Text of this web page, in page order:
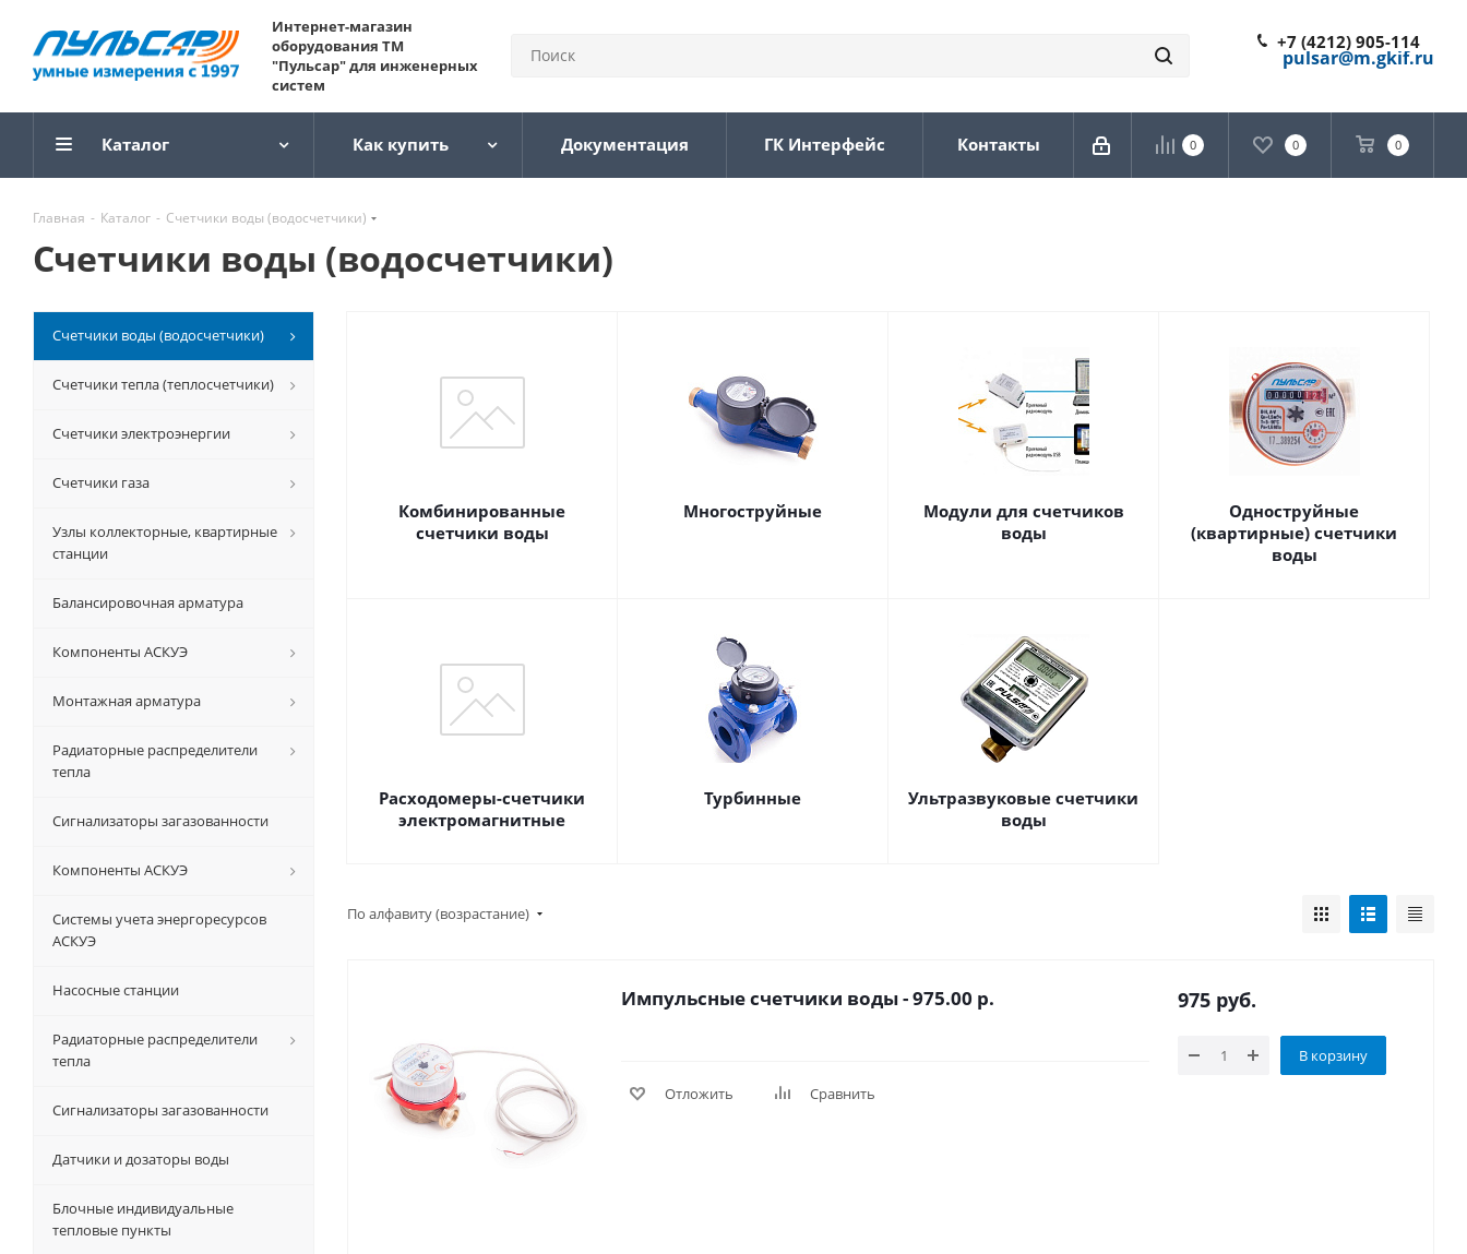
Интернет-магазин
оборудования ТМ
"Пульсар" для инженерных
систем
+7 (4212) 905-114
pulsar@m.gkif.ru
0 0 0
Каталог Как купить Документация ГК Интерфейс Контакты
Главная - Каталог - Счетчики воды (водосчетчики)
Счетчики воды (водосчетчики)
Комбинированные
счетчики воды
Многоструйные
Модули для счетчиков
воды
Одноструйные
(квартирные) счетчики
воды
Расходомеры-счетчики
электромагнитные
Турбинные
Ультразвуковые счетчики
воды
По алфавиту (возрастание)
Импульсные счетчики воды - 975.00 р.
Отложить Сравнить
975 руб.
В корзину
Счетчики воды (водосчетчики)
Счетчики тепла (теплосчетчики)
Счетчики электроэнергии
Счетчики газа
Узлы коллекторные, квартирные
станции
Балансировочная арматура
Компоненты АСКУЭ
Монтажная арматура
Радиаторные распределители
тепла
Сигнализаторы загазованности
Компоненты АСКУЭ
Системы учета энергоресурсов
АСКУЭ
Насосные станции
Радиаторные распределители
тепла
Сигнализаторы загазованности
Датчики и дозаторы воды
Блочные индивидуальные
тепловые пункты